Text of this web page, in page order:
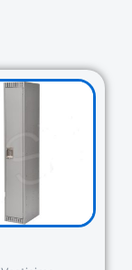
Original
price